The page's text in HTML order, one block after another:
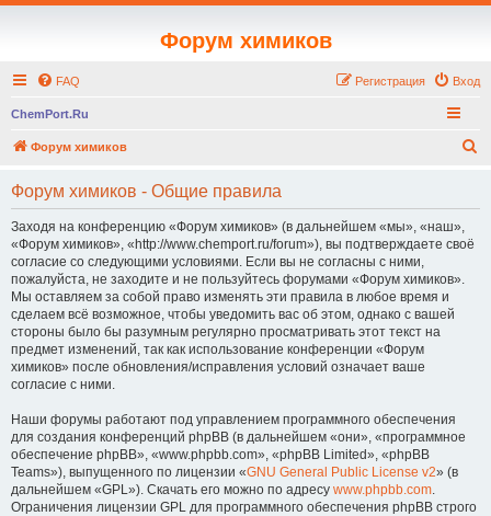
Форум химиков
FAQ Вход
Регистрация
ChemPort.Ru
Форум химиков
Форум химиков - Общие правила
Заходя на конференцию «Форум химиков» (в дальнейшем «мы», «наш»,
«Форум химиков», «http://www.chemport.ru/forum»), вы подтверждаете своё
согласие со следующими условиями. Если вы не согласны с ними,
пожалуйста, не заходите и не пользуйтесь форумами «Форум химиков».
Мы оставляем за собой право изменять эти правила в любое время и
сделаем всё возможное, чтобы уведомить вас об этом, однако с вашей
стороны было бы разумным регулярно просматривать этот текст на
предмет изменений, так как использование конференции «Форум
химиков» после обновления/исправления условий означает ваше
согласие с ними.
Наши форумы работают под управлением программного обеспечения
для создания конференций phpBB (в дальнейшем «они», «программное
обеспечение phpBB», «www.phpbb.com», «phpBB Limited», «phpBB
Teams»), выпущенного по лицензии «GNU General Public License v2» (в
дальнейшем «GPL»). Скачать его можно по адресу www.phpbb.com.
Ограничения лицензии GPL для программного обеспечения phpBB строго